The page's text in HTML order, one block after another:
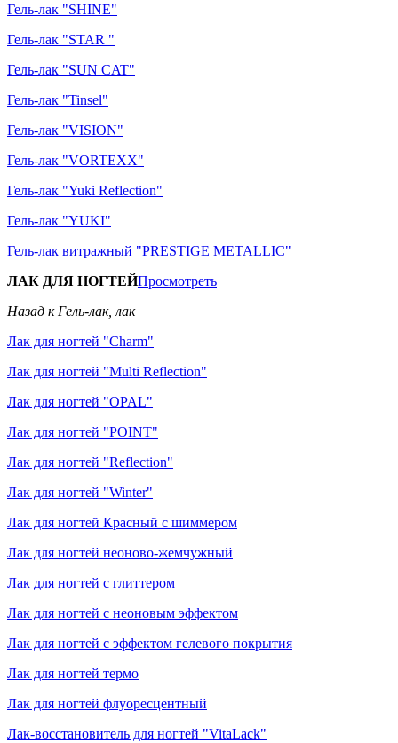
Гель-лак "SHINE"
Гель-лак "STAR "
Гель-лак "SUN CAT"
Гель-лак "Tinsel"
Гель-лак "VISION"
Гель-лак "VORTEXX"
Гель-лак "Yuki Reflection"
Гель-лак "YUKI"
Гель-лак витражный "PRESTIGE METALLIC"
ЛАК ДЛЯ НОГТЕЙПросмотреть
Назад к Гель-лак, лак
Лак для ногтей "Charm"
Лак для ногтей "Multi Reflection"
Лак для ногтей "OPAL"
Лак для ногтей "POINT"
Лак для ногтей "Reflection"
Лак для ногтей "Winter"
Лак для ногтей Красный с шиммером
Лак для ногтей неоново-жемчужный
Лак для ногтей с глиттером
Лак для ногтей с неоновым эффектом
Лак для ногтей с эффектом гелевого покрытия
Лак для ногтей термо
Лак для ногтей флуоресцентный
Лак-восстановитель для ногтей "VitaLack"